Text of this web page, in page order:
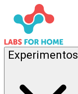
Experimentos